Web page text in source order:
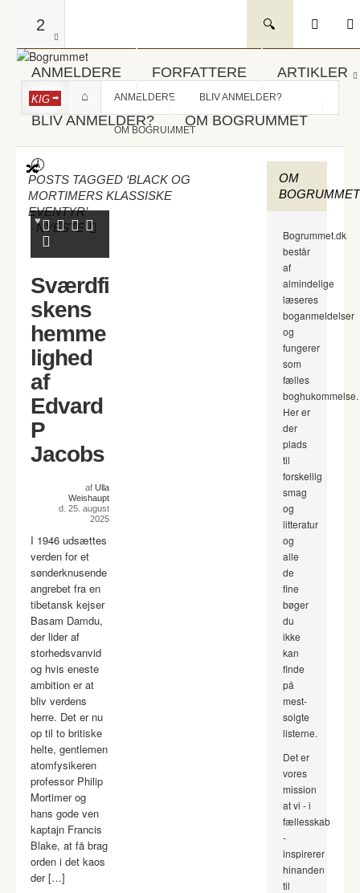
2
ANMELDERE FORFATTERE ARTIKLER
BLIV ANMELDER? OM BOGRUMMET
KIG ANMELDERE BLIV ANMELDER?
OM BOGRUMMET
POSTS TAGGED ‘BLACK OG
MORTIMERS KLASSISKE
EVENTYR’
- NYESTE
Sværdfi
skens
hemme
lighed
af
Edvard
P
Jacobs
af Ulla
Weishaupt
d. 25. august
2025
I 1946 udsættes
verden for et
sønderknusende
angrebet fra en
tibetansk kejser
Basam Damdu,
der lider af
storhedsvanvid
og hvis eneste
ambition er at
bliv verdens
herre. Det er nu
op til to britiske
helte, gentlemen
atomfysikeren
professor Philip
Mortimer og
hans gode ven
kaptajn Francis
Blake, at få brag
orden i det kaos
der […]
OM
BOGRUMMET
Bogrummet.dk
består
af
almindelige
læseres
boganmeldelser
og
fungerer
som
fælles
boghukommelse.
Her er
der
plads
til
forskellig
smag
og
litteratur
og
alle
de
fine
bøger
du
ikke
kan
finde
på
mest-
solgte
listerne.
Det er
vores
mission
at vi - i
fællesskab
-
inspirerer
hinanden
til